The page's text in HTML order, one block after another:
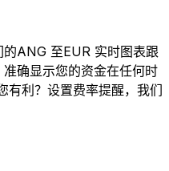
ANG 至EUR 实时图表跟
确显示您的资金在任何时
有利？设置费率提醒，我们